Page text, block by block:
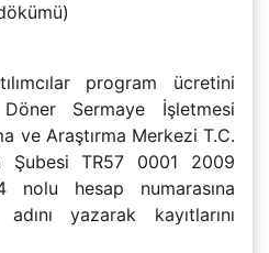
program ücretini
Sermaye İşletmesi
ve Araştırma Merkezi T.C.
Şubesi TR57 0001 2009
hesap numarasına
yazarak kayıtlarını